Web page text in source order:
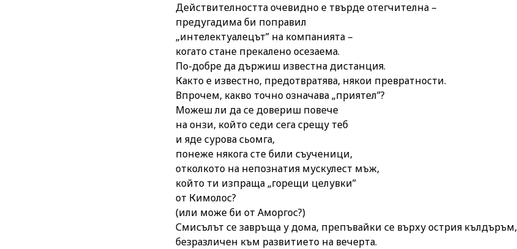
Действителността очевидно е твърде отегчителна –
предугадима би поправил
„интелектуалецът” на компанията –
когато стане прекалено осезаема.
По-добре да държиш известна дистанция.
Както е известно, предотвратява, някои превратности.
Впрочем, какво точно означава „приятел”?
Можеш ли да се довериш повече
на онзи, който седи сега срещу теб
и яде сурова сьомга,
понеже някога сте били съученици,
отколкото на непознатия мускулест мъж,
който ти изпраща „горещи целувки”
от Кимолос?
(или може би от Аморгос?)
Смисълът се завръща у дома, препъвайки се върху острия кълдъръм,
безразличен към развитието на вечерта.